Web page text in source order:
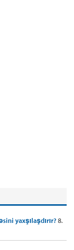
yaxşılaşdırır?8.